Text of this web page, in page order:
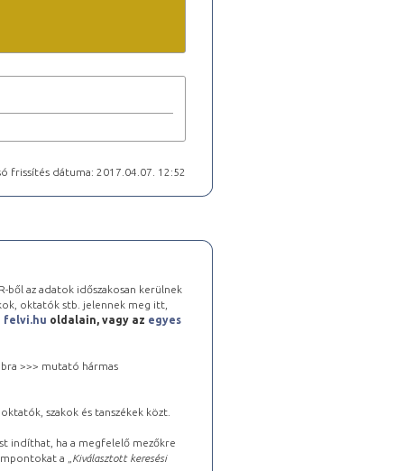
frissítés dátuma: 2017.04.07. 12:52
ből az adatok időszakosan kerülnek
oktatók stb. jelennek meg itt,
felvi.hu oldalain, vagy az egyes
>>> mutató hármas
szakok és tanszékek közt.
indíthat, ha a megfelelő mezőkre
a „ Kiválasztott keresési